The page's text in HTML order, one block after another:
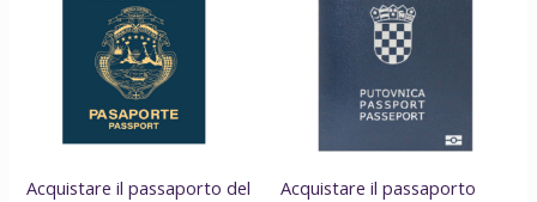
Acquistare il passaporto del
Acquistare il passaporto